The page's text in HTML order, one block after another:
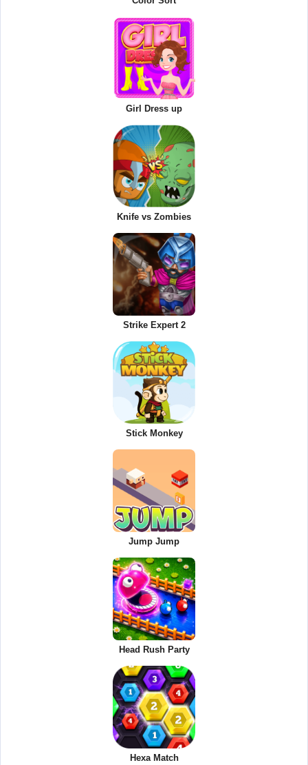
Girl Dress up
Knife vs Zombies
Strike Expert 2
Stick Monkey
Jump Jump
Head Rush Party
Hexa Match